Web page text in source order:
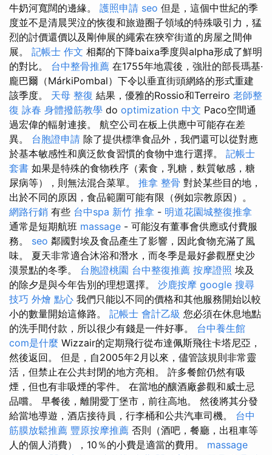
牛奶河寬闊的邊緣。 護照申請 seo 但是，這個中世紀的季
度並不是清晨哭泣的恢復和旅遊圈子領域的特殊吸引力，猛
烈的討價還價以及剛伸展的繩索在狹窄街道的房屋之間伸
展。 記帳士 作文 相鄰的下降baixa季度與alpha形成了鮮明
的對比。 台中整骨推薦 在1755年地震後，強壯的部長瑪基·
龐巴爾（MárkiPombal）下令以垂直街頭網絡的形式重建
該季度。 天母 整復 結果，優雅的Rossio和Terreiro 老師整
復 詠春 身體撥筋教學 do optimization 中文 Paco空間通
過宏偉的輻射連接。 航空公司在板上供應中可能存在差
異。 台胞證申請 除了提供標準食品外，我們還可以從對應
於基本敏感性和廣泛飲食習慣的食物中進行選擇。 記帳士
套書 如果是特殊的食物秩序（素食，乳糖，麩質敏感，糖
尿病等），則無法混合菜單。 推拿 整骨 對於某些目的地，
出於不同的原因，食品範圍可能有限（例如宗教原因）。
網路行銷 有些 台中spa 新竹 推拿 - 明道花園城整復推拿
通常是短期航班 massage - 可能沒有董事會供應或付費服
務。 seo 鄰國對埃及食品產生了影響，因此食物充滿了風
味。 夏天非常適合沐浴和潛水，而冬季是最好參觀歷史沙
漠景點的冬季。 台胞證桃園 台中整復推薦 按摩證照 埃及
的除夕是與今年告別的理想選擇。 沙鹿按摩 google 搜尋
技巧 外燴 點心 我們只能以不同的價格和其他服務開始以較
小的數量開始這條路。 記帳士 會計乙級 您必須在休息地點
的洗手間付款，所以很少有錢是一件好事。 台中養生館
com是什麼 Wizzair的定期飛行從布達佩斯飛往卡塔尼亞，
然後返回。 但是，自2005年2月以來，儘管該規則非常靈
活，但禁止在公共封閉的地方亮相。 許多餐館仍然有吸
煙，但也有非吸煙的零件。 在當地的釀酒廠參觀和威士忌
品嚐。 早餐後，離開愛丁堡市，前往高地。 然後將其分發
給當地導遊，酒店接待員，行李桶和公共汽車司機。 台中
筋膜放鬆推薦 豐原按摩推薦 否則（酒吧，餐廳，出租車等
人的個人消費），10％的小費是適當的費用。 massage